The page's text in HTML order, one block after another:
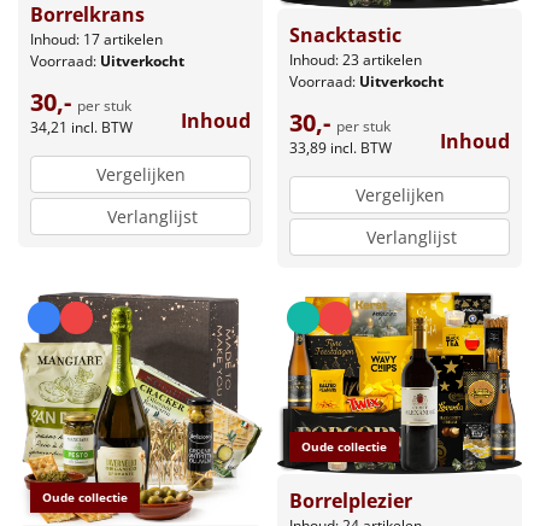
Borrelkrans
Inhoud: 17 artikelen
Voorraad: Uitverkocht
30,- per stuk
34,21 incl. BTW Inhoud
Vergelijken
Verlanglijst
Snacktastic
Inhoud: 23 artikelen
Voorraad: Uitverkocht
30,- per stuk
33,89 incl. BTW Inhoud
Vergelijken
Verlanglijst
Oude collectie
Oude collectie
Borrelplezier